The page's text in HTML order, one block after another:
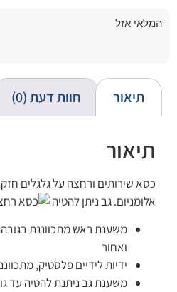
המלאי אזל
תיאור חוות דעת (0)
תיאור
כסא שירותים ורחצה על גלגלים חזק,
אלומניום. גב ניתן להטיה
​משענת ראש מתכווננת
ואחור
ידיות לידיים פלסטיק,
משענת גב ניתנת להטיה עד גובה 30